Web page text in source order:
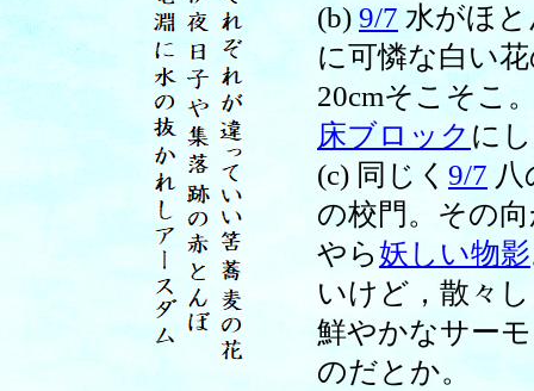
(b) 9/7 水がほ
に可憐な白い
20cmそこそこ
床ブロック に
(c) 同じく 9/7
の校門。その
やら妖しい物影
いけど，散々
鮮やかなサー
のだとか。